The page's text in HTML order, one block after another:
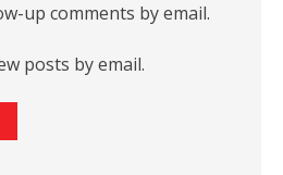
up comments by email.
posts by email.